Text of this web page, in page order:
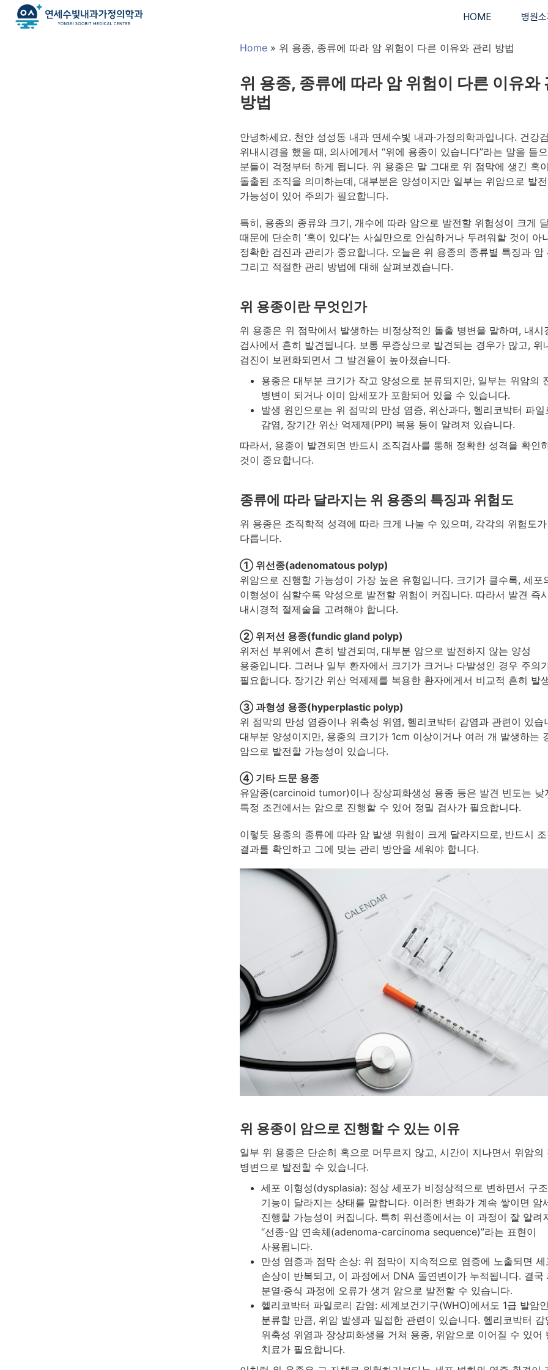
HOME 병원
Home » 위 용종, 종류에 따라 암 위험이 다른 이유와 관리 방법
위 용종, 종류에 따라 암 위험이 다른 이유와
방법
안녕하세요. 천안 성성동 내과 연세수빛 내과·가정의학과입니다. 건강
위내시경을 했을 때, 의사에게서 “위에 용종이 있습니다”라는 말을 들
분들이 걱정부터 하게 됩니다. 위 용종은 말 그대로 위 점막에 생긴 혹
돌출된 조직을 의미하는데, 대부분은 양성이지만 일부는 위암으로 발
가능성이 있어 주의가 필요합니다.
특히, 용종의 종류와 크기, 개수에 따라 암으로 발전할 위험성이 크게
때문에 단순히 ‘혹이 있다’는 사실만으로 안심하거나 두려워할 것이 아
정확한 검진과 관리가 중요합니다. 오늘은 위 용종의 종류별 특징과 암
그리고 적절한 관리 방법에 대해 살펴보겠습니다.
위 용종이란 무엇인가
위 용종은 위 점막에서 발생하는 비정상적인 돌출 병변을 말하며, 내시
검사에서 흔히 발견됩니다. 보통 무증상으로 발견되는 경우가 많고, 위
검진이 보편화되면서 그 발견율이 높아졌습니다.
용종은 대부분 크기가 작고 양성으로 분류되지만, 일부는 위암의
병변이 되거나 이미 암세포가 포함되어 있을 수 있습니다.
발생 원인으로는 위 점막의 만성 염증, 위산과다, 헬리코박터 파일
감염, 장기간 위산 억제제(PPI) 복용 등이 알려져 있습니다.
따라서, 용종이 발견되면 반드시 조직검사를 통해 정확한 성격을 확인
것이 중요합니다.
종류에 따라 달라지는 위 용종의 특징과 위험도
위 용종은 조직학적 성격에 따라 크게 나눌 수 있으며, 각각의 위험도가
다릅니다.
① 위선종(adenomatous polyp)
위암으로 진행할 가능성이 가장 높은 유형입니다. 크기가 클수록, 세포
이형성이 심할수록 악성으로 발전할 위험이 커집니다. 따라서 발견 즉
내시경적 절제술을 고려해야 합니다.
② 위저선 용종(fundic gland polyp)
위저선 부위에서 흔히 발견되며, 대부분 암으로 발전하지 않는 양성
용종입니다. 그러나 일부 환자에서 크기가 크거나 다발성인 경우 주의
필요합니다. 장기간 위산 억제제를 복용한 환자에게서 비교적 흔히 발
③ 과형성 용종(hyperplastic polyp)
위 점막의 만성 염증이나 위축성 위염, 헬리코박터 감염과 관련이 있습
대부분 양성이지만, 용종의 크기가 1cm 이상이거나 여러 개 발생하는
암으로 발전할 가능성이 있습니다.
④ 기타 드문 용종
유암종(carcinoid tumor)이나 장상피화생성 용종 등은 발견 빈도는 낮
특정 조건에서는 암으로 진행할 수 있어 정밀 검사가 필요합니다.
이렇듯 용종의 종류에 따라 암 발생 위험이 크게 달라지므로, 반드시
결과를 확인하고 그에 맞는 관리 방안을 세워야 합니다.
위 용종이 암으로 진행할 수 있는 이유
일부 위 용종은 단순히 혹으로 머무르지 않고, 시간이 지나면서 위암의
병변으로 발전할 수 있습니다.
세포 이형성(dysplasia): 정상 세포가 비정상적으로 변하면서 구
기능이 달라지는 상태를 말합니다. 이러한 변화가 계속 쌓이면 암
진행할 가능성이 커집니다. 특히 위선종에서는 이 과정이 잘 알려
“선종-암 연속체(adenoma-carcinoma sequence)”라는 표현이
사용됩니다.
만성 염증과 점막 손상: 위 점막이 지속적으로 염증에 노출되면 세
손상이 반복되고, 이 과정에서 DNA 돌연변이가 누적됩니다. 결국
분열·증식 과정에 오류가 생겨 암으로 발전할 수 있습니다.
헬리코박터 파일로리 감염: 세계보건기구(WHO)에서도 1급 발암
분류할 만큼, 위암 발생과 밀접한 관련이 있습니다. 헬리코박터 감
위축성 위염과 장상피화생을 거쳐 용종, 위암으로 이어질 수 있어
치료가 필요합니다.